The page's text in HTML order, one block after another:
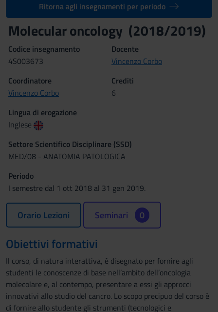
Ritorna agli insegnamenti per periodo
Molecular oncology (2018/2019)
Codice insegnamento
4S003673
Docente
Vincenzo Corbo
Coordinatore
Vincenzo Corbo
Crediti
6
Lingua di erogazione
Inglese
Settore Scientifico Disciplinare (SSD)
MED/08 - ANATOMIA PATOLOGICA
Periodo
I semestre dal 1 ott 2018 al 31 gen 2019.
Orario Lezioni Seminari 0
Obiettivi formativi
Il corso, di natura interattiva, è disegnato per fornire agli
studenti le conoscenze di base nell’ambito dell’oncologia
molecolare e, al contempo, presentare a essi gli approcci
innovativi allo studio del cancro. Lo scopo precipuo del corso è
di fornire allo studente gli strumenti (tecnologici e